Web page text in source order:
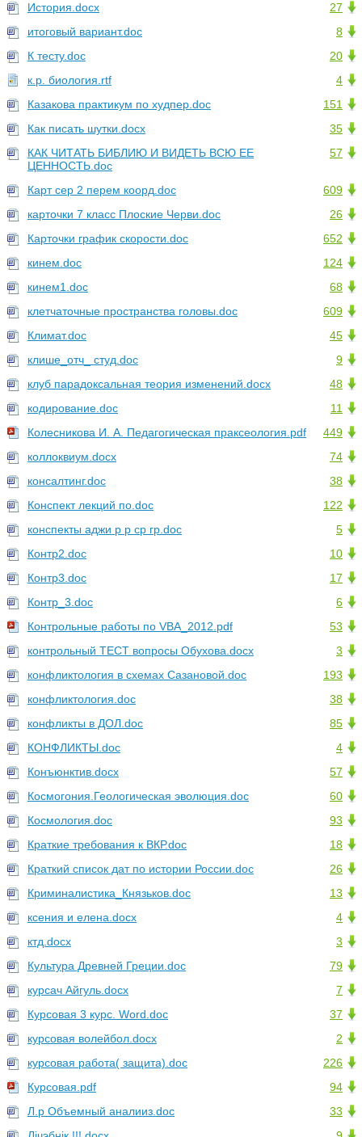
27
История.docx
8
итоговый вариант.doc
20
К тесту.doc
4
к.р. биология.rtf
151
Казакова практикум по худпер.doc
35
Как писать шутки.docx
57
КАК ЧИТАТЬ БИБЛИЮ И ВИДЕТЬ ВСЮ ЕЕ
ЦЕННОСТЬ.doc
609
Карт сер 2 перем коорд.doc
26
карточки 7 класс Плоские Черви.doc
652
Карточки график скорости.doc
124
кинем.doc
68
кинем1.doc
609
клетчаточные пространства головы.doc
45
Климат.doc
9
клише_отч_ студ.doc
48
клуб парадоксальная теория изменений.docx
11
кодирование.doc
449
Колесникова И. А. Педагогическая праксеология.pdf
74
коллоквиум.docx
38
консалтинг.doc
122
Конспект лекций по.doc
5
конспекты аджи р р ср гр.doc
10
Контр2.doc
17
Контр3.doc
6
Контр_3.doc
53
Контрольные работы по VBA_2012.pdf
3
контрольный ТЕСТ вопросы Обухова.docx
193
конфликтология в схемах Сазановой.doc
38
конфликтология.doc
85
конфликты в ДОЛ.doc
4
КОНФЛИКТЫ.doc
57
Конъюнктив.docx
60
Космогония.Геологическая эволюция.doc
93
Космология.doc
18
Краткие требования к ВКР.doc
26
Краткий список дат по истории России.doc
13
Криминалистика_Князьков.doc
4
ксения и елена.docx
3
ктд.docx
79
Культура Древней Греции.doc
7
курсач Айгуль.docx
37
Курсовая 3 курс. Word.doc
2
курсовая волейбол.docx
226
курсовая работа( защита).doc
94
Курсовая.pdf
33
Л.р Объемный аналииз.doc